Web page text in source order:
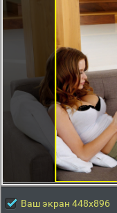
Ваш экран 448x896